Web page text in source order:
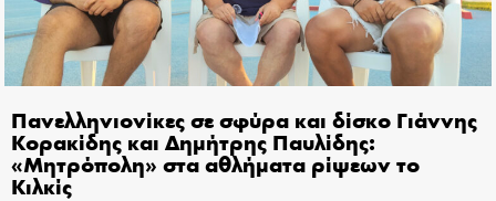
Πανελληνιονίκες σε σφύρα και δίσκο Γιάννης
Κορακίδης και Δημήτρης Παυλίδης:
«Μητρόπολη» στα αθλήματα ρίψεων το
Κιλκίς